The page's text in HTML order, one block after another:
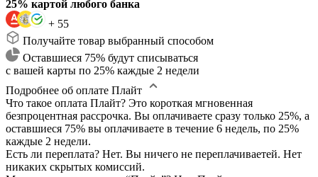
25% картой любого банка
+ 55
Получайте товар выбранный способом
Оставшиеся 75% будут списываться
с вашей карты по 25% каждые 2 недели
Подробнее об оплате Плайт
Что такое оплата Плайт? Это короткая мгновенная
безпроцентная рассрочка. Вы оплачиваете сразу только 25%, а
оставшиеся 75% вы оплачиваете в течение 6 недель, по 25%
каждые 2 недели.
Есть ли переплата? Нет. Вы ничего не переплачиваетей. Нет
никаких скрытых комиссий.